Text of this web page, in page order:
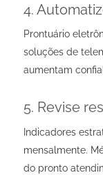
4.
Prontuário
soluções de
aumentam
5. Revise
Indicadores
mensalmente.
do pronto